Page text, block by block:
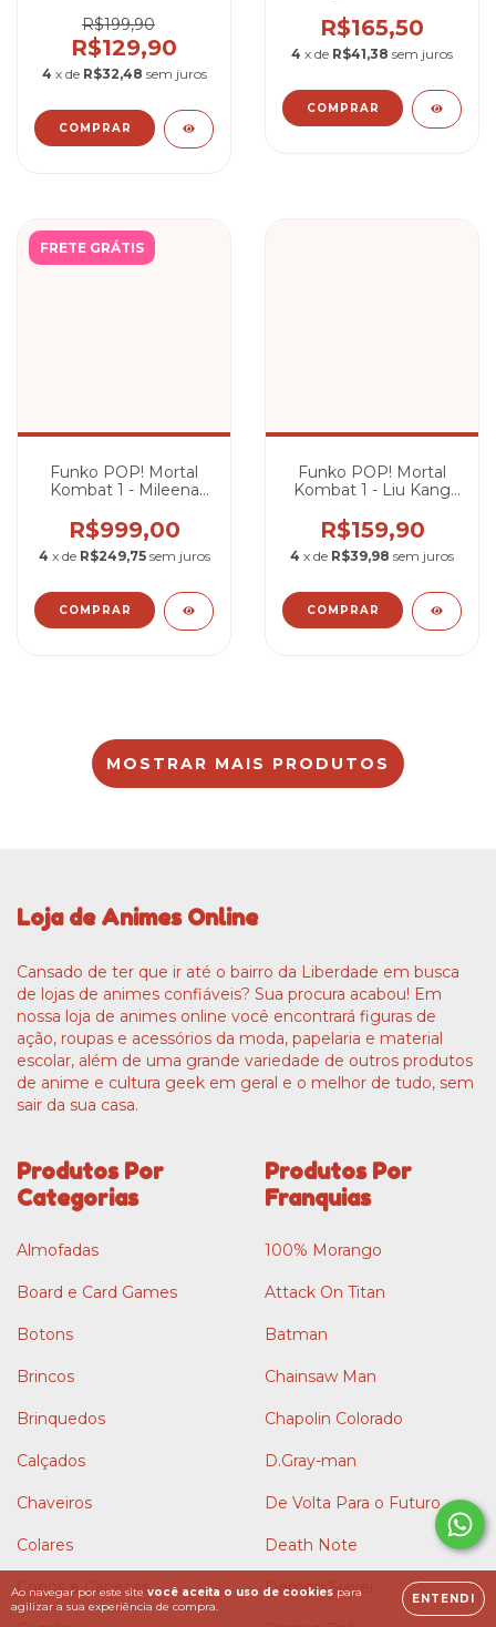
Ao navegar por este site você aceita o uso de cookies para
agilizar a sua experiência de compra.
ENTENDI
R$199,90
R$129,90
4 x de R$32,48 sem juros
Descansando
R$165,50
4 x de R$41,38 sem juros
FRETE GRÁTIS
Funko POP! Mortal
Kombat 1 - Mileena
R$999,00
4 x de R$249,75 sem juros
Funko POP! Mortal
Kombat 1 - Liu Kang
R$159,90
4 x de R$39,98 sem juros
MOSTRAR MAIS PRODUTOS
Loja de Animes Online
Cansado de ter que ir até o bairro da Liberdade em busca
de lojas de animes confiáveis? Sua procura acabou! Em
nossa loja de animes online você encontrará figuras de
ação, roupas e acessórios da moda, papelaria e material
escolar, além de uma grande variedade de outros produtos
de anime e cultura geek em geral e o melhor de tudo, sem
sair da sua casa.
Produtos Por
Categorias
Almofadas
Board e Card Games
Botons
Brincos
Brinquedos
Calçados
Chaveiros
Colares
Copos e Canecas
Produtos Por
Franquias
100% Morango
Attack On Titan
Batman
Chainsaw Man
Chapolin Colorado
D.Gray-man
De Volta Para o Futuro
Death Note
Demon Slayer